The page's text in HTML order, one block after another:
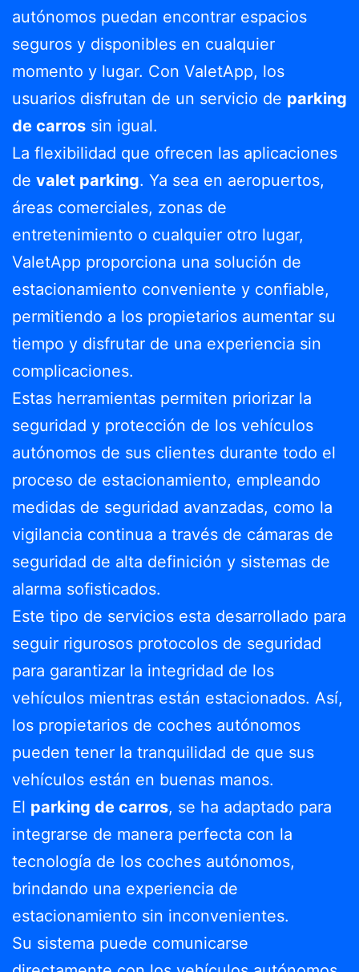
autónomos puedan encontrar espacios
seguros y disponibles en cualquier
momento y lugar. Con ValetApp, los
usuarios disfrutan de un servicio de parking
de carros sin igual.
La flexibilidad que ofrecen las aplicaciones
de valet parking. Ya sea en aeropuertos,
áreas comerciales, zonas de
entretenimiento o cualquier otro lugar,
ValetApp proporciona una solución de
estacionamiento conveniente y confiable,
permitiendo a los propietarios aumentar su
tiempo y disfrutar de una experiencia sin
complicaciones.
Estas herramientas permiten priorizar la
seguridad y protección de los vehículos
autónomos de sus clientes durante todo el
proceso de estacionamiento, empleando
medidas de seguridad avanzadas, como la
vigilancia continua a través de cámaras de
seguridad de alta definición y sistemas de
alarma sofisticados.
Este tipo de servicios esta desarrollado para
seguir rigurosos protocolos de seguridad
para garantizar la integridad de los
vehículos mientras están estacionados. Así,
los propietarios de coches autónomos
pueden tener la tranquilidad de que sus
vehículos están en buenas manos.
El parking de carros, se ha adaptado para
integrarse de manera perfecta con la
tecnología de los coches autónomos,
brindando una experiencia de
estacionamiento sin inconvenientes.
Su sistema puede comunicarse